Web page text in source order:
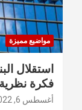
مواضيع مميزة
استقلال
فكرة
أغسطس 6, 2022